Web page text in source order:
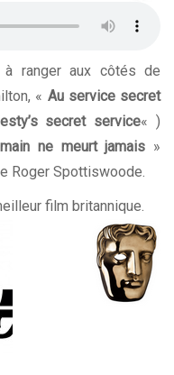
ranger aux côtés de
« Au service secret
secret service« )
ne meurt jamais »
Roger Spottiswoode.
film britannique.